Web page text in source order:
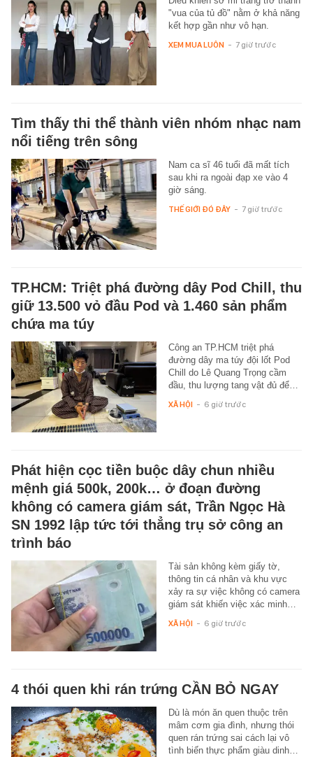
"vua của tủ đồ" nằm ở khả năng
kết hợp gần như vô hạn.
XEM MUA LUÔN - 7 giờ trước
Tìm thấy thi thể thành viên nhóm nhạc nam
nổi tiếng trên sông
Nam ca sĩ 46 tuổi đã mất tích
sau khi ra ngoài đạp xe vào 4
giờ sáng.
THẾ GIỚI ĐÓ ĐÂY - 7 giờ trước
TP.HCM: Triệt phá đường dây Pod Chill, thu
giữ 13.500 vỏ đầu Pod và 1.460 sản phẩm
chứa ma túy
Công an TP.HCM triệt phá
đường dây ma túy đội lốt Pod
Chill do Lê Quang Trọng cầm
đầu, thu lượng tang vật đủ để…
XÃ HỘI - 6 giờ trước
Phát hiện cọc tiền buộc dây chun nhiều
mệnh giá 500k, 200k… ở đoạn đường
không có camera giám sát, Trần Ngọc Hà
SN 1992 lập tức tới thẳng trụ sở công an
trình báo
Tài sản không kèm giấy tờ,
thông tin cá nhân và khu vực
xảy ra sự việc không có camera
giám sát khiến việc xác minh…
XÃ HỘI - 6 giờ trước
4 thói quen khi rán trứng CẦN BỎ NGAY
Dù là món ăn quen thuộc trên
mâm cơm gia đình, nhưng thói
quen rán trứng sai cách lại vô
tình biến thực phẩm giàu dinh…